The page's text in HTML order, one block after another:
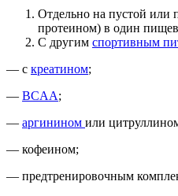
Отдельно на пустой или
протеином) в один
С другим спортивным
— с креатином;
— BCAA;
— аргинином или
— кофеином;
— предтренировочным